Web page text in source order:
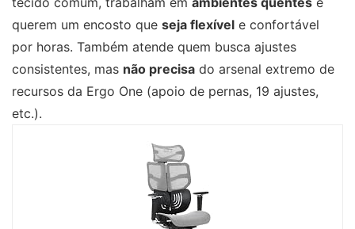
querem um encosto que seja flexível e confortável
por horas. Também atende quem busca ajustes
consistentes, mas não precisa do arsenal extremo de
recursos da Ergo One (apoio de pernas, 19 ajustes,
etc.).